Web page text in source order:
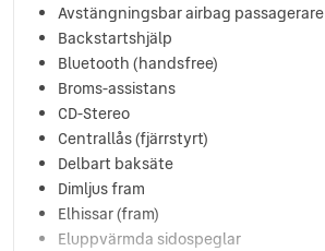
Avstängningsbar airbag passagerare
Backstartshjälp
Bluetooth (handsfree)
Broms-assistans
CD-Stereo
Centrallås (fjärrstyrt)
Delbart baksäte
Dimljus fram
Elhissar (fram)
Eluppvärmda sidospeglar